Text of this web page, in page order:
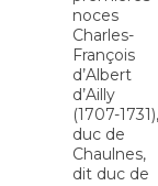
noces
Charles-
François
d’Albert
d’Ailly
(1707-1731),
duc de
Chaulnes,
dit duc de